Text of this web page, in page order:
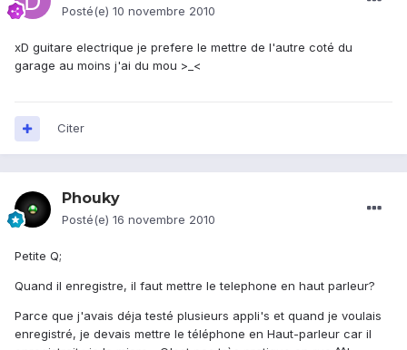
Posté(e) 10 novembre 2010
xD guitare electrique je prefere le mettre de l'autre coté du
garage au moins j'ai du mou >_<
Citer
Phouky
Posté(e) 16 novembre 2010
Petite Q;
Quand il enregistre, il faut mettre le telephone en haut parleur?
Parce que j'avais déja testé plusieurs appli's et quand je voulais
enregistré, je devais mettre le téléphone en Haut-parleur car il